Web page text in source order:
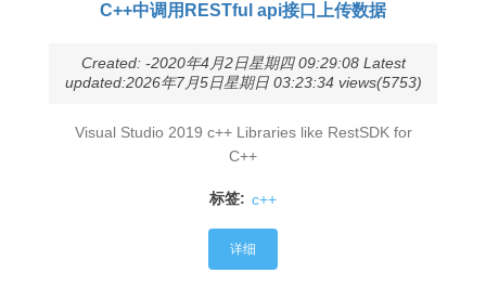
C++中调用RESTful api接口上传数据
Created: -2020年4月2日星期四 09:29:08 Latest
updated:2026年7月5日星期日 03:23:34 views(5753)
Visual Studio 2019 c++ Libraries like RestSDK for
C++
标签: c++
详细